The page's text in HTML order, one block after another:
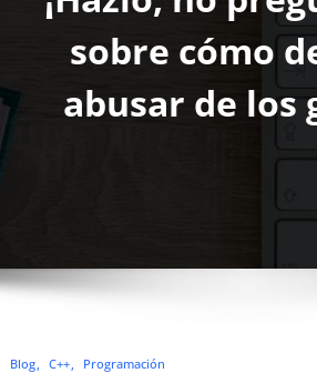
sobre cómo
abusar de los
Blog C++ Programación